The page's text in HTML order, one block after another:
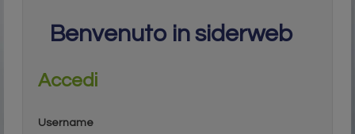
Benvenuto in siderweb
Accedi
Username